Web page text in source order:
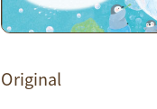
Original